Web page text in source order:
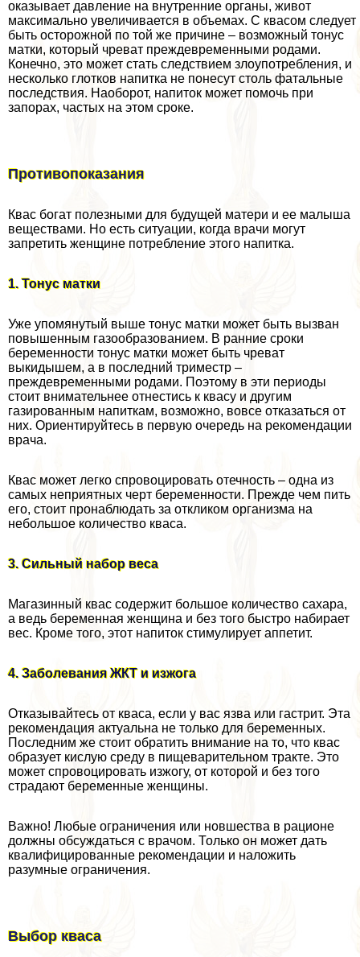
оказывает давление на внутренние органы, живот
максимально увеличивается в объемах. С квасом следует
быть осторожной по той же причине – возможный тонус
матки, который чреват преждевременными родами.
Конечно, это может стать следствием злоупотрeбления, и
несколько глотков напитка не понесут столь фатальные
последствия. Наоборот, напиток может помочь при
запорах, частых на этом сроке.
Противопоказания
Квас богат полезными для будущей матери и ее малыша
веществами. Но есть ситуации, когда врачи могут
запретить женщине потрeбление этого напитка.
1. Тонус матки
Уже упомянутый выше тонус матки может быть вызван
повышенным газообразованием. В ранние сроки
беременности тонус матки может быть чреват
выкидышем, а в последний триместр –
преждевременными родами. Поэтому в эти периоды
стоит внимательнее отнестись к квасу и другим
газированным напиткам, возможно, вовсе отказаться от
них. Ориентируйтесь в первую очередь на рекомендации
врача.
Квас может легко спровоцировать отечность – одна из
самых неприятных черт беременности. Прежде чем пить
его, стоит пронаблюдать за откликом организма на
небольшое количество кваса.
3. Сильный набор веса
Магазинный квас содержит большое количество сахара,
а ведь беременная женщина и без того быстро набирает
вес. Кроме того, этот напиток стимулирует аппетит.
4. Заболевания ЖКТ и изжога
Отказывайтесь от кваса, если у вас язва или гастрит. Эта
рекомендация актуальна не только для беременных.
Последним же стоит обратить внимание на то, что квас
образует кислую среду в пищеварительном тpaкте. Это
может спровоцировать изжогу, от которой и без того
страдают беременные женщины.
Важно! Любые ограничения или новшества в рационе
должны обсуждаться с врачом. Только он может дать
квалифицированные рекомендации и наложить
разумные ограничения.
Выбор кваса